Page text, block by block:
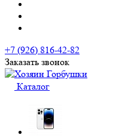
+7 (926) 816-42-82
Заказать звонок
Каталог